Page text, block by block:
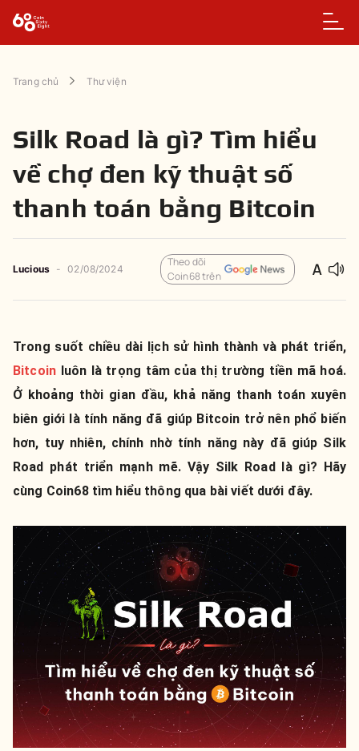
Trang chủ Thư viện
Silk Road là gì? Tìm hiểu
về chợ đen kỹ thuật số
thanh toán bằng Bitcoin
Lucious - 02/08/2024
Theo dõi
Coin68 trên
Trong suốt chiều dài lịch sử hình thành và phát triển,
Bitcoin luôn là trọng tâm của thị trường tiền mã hoá.
Ở khoảng thời gian đầu, khả năng thanh toán xuyên
biên giới là tính năng đã giúp Bitcoin trở nên phổ biến
hơn, tuy nhiên, chính nhờ tính năng này đã giúp Silk
Road phát triển mạnh mẽ. Vậy Silk Road là gì? Hãy
cùng Coin68 tìm hiểu thông qua bài viết dưới đây.